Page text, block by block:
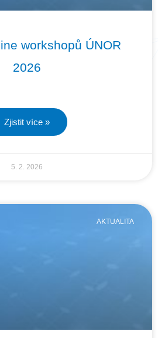
workshopů ÚNOR
2026
Zjistit více »
5. 2. 2026
AKTUALITA